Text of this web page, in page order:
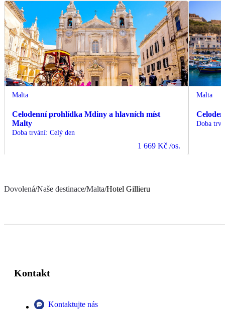
Malta
Celodenní prohlídka Mdiny a hlavních míst
Malty
Doba trvání: Celý den
1 669 Kč /os.
Malta
Doba
Dovolená/Naše destinace/Malta/Hotel Gillieru
Kontakt
Kontaktujte nás